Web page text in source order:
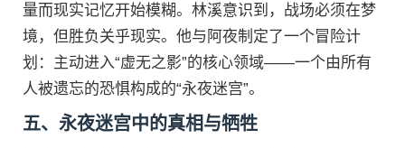
量而现实记忆开始模糊。林溪意识到，战场必须在梦
境，但胜负关乎现实。他与阿夜制定了一个冒险计
划：主动进入“虚无之影”的核心领域——一个由所有
人被遗忘的恐惧构成的“永夜迷宫”。
五、永夜迷宫中的真相与牺牲